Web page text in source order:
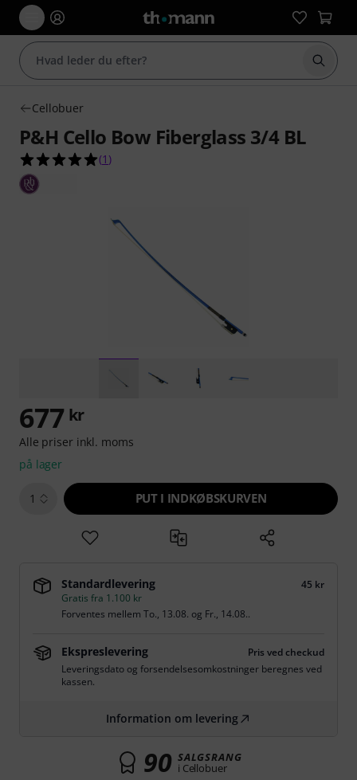
Start
Cellobuer
P&H Cello Bow Fiberglass 3/4 BL
5.0 ud af 5 stjerner fra 1 kundebedømmelser
(1 )
677 kr
Alle priser inkl. moms
på lager
1 PUT I INDKØBSKURVEN
Standardlevering
45 kr
Gratis fra 1.100 kr
Forventes mellem To., 13.08. og Fr., 14.08..
Ekspreslevering
Pris ved checkud
Leveringsdato og forsendelsesomkostninger beregnes ved
kassen.
Information om levering
90 SALGSRANG
i Cellobuer